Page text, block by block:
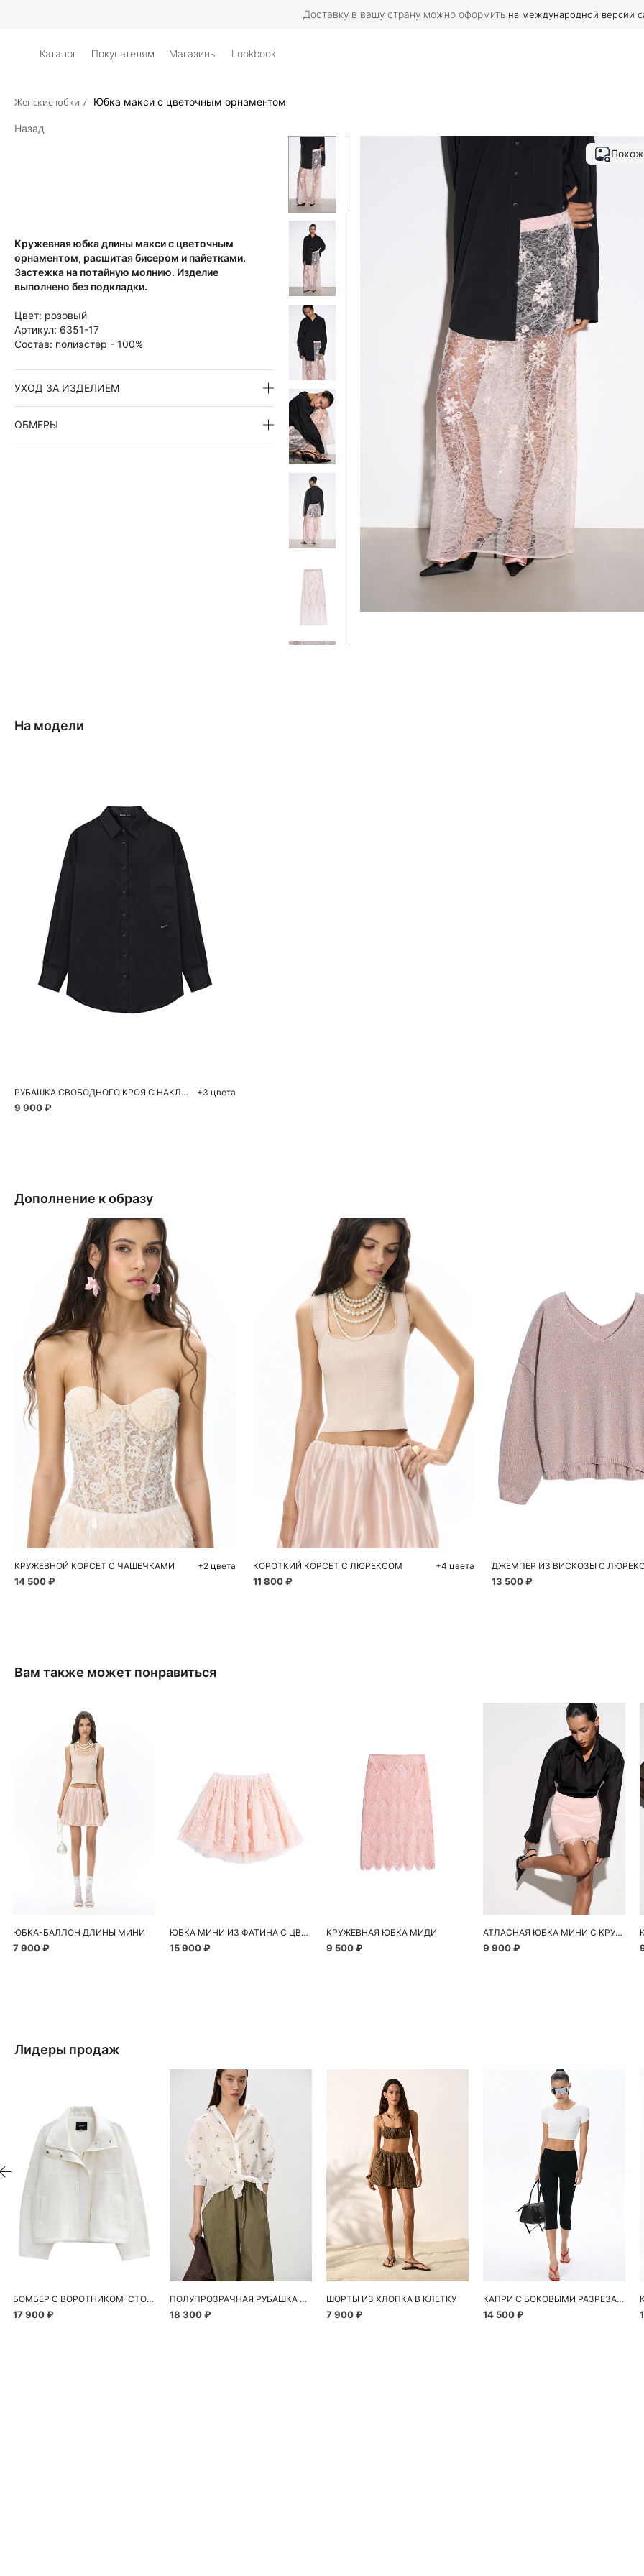
Доставку в вашу страну можно оформить на международной версии
Каталог Покупателям Магазины Lookbook
Женские юбки / Юбка макси с цветочным орнаментом
Назад
Кружевная юбка длины макси с цветочным
орнаментом, расшитая бисером и пайетками.
Застежка на потайную молнию. Изделие
выполнено без подкладки.
Цвет: розовый
Артикул: 6351-17
Состав: полиэстер - 100%
УХОД ЗА ИЗДЕЛИЕМ
ОБМЕРЫ
На модели
РУБАШКА СВОБОДНОГО КРОЯ С НАКЛАДНЫМ КАРМАНОМ
9 900 ₽
+3 цвета
Дополнение к образу
Добавить в корзину
44 46
КРУЖЕВНОЙ КОРСЕТ С ЧАШЕЧКАМИ
14 500 ₽
+2 цвета
Добавить в корзину
КОРОТКИЙ КОРСЕТ С ЛЮРЕКСОМ
11 800 ₽
+4 цвета
13 500 ₽
Вам также может понравиться
ЮБКА-БАЛЛОН ДЛИНЫ МИНИ
7 900 ₽
ЮБКА МИНИ ИЗ ФАТИНА С ЦВЕТАМИ
15 900 ₽
КРУЖЕВНАЯ ЮБКА МИДИ
9 500 ₽
АТЛАСНАЯ ЮБКА МИНИ С КРУЖЕВОМ
9 900 ₽
Лидеры продаж
БОМБЕР С ВОРОТНИКОМ-СТОЙКОЙ
17 900 ₽
ПОЛУПРОЗРАЧНАЯ РУБАШКА С РОМАШКАМИ
18 300 ₽
ШОРТЫ ИЗ ХЛОПКА В КЛЕТКУ
7 900 ₽
КАПРИ С БОКОВЫМИ РАЗРЕЗАМИ
14 500 ₽